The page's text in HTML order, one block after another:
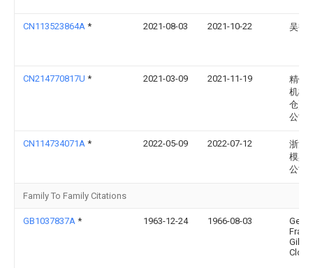
CN113523864A * 2021-08-03 2021-10-22 吴艳
CN214770817U * 2021-03-09 2021-11-19
精钻
机械(
仓)有
公司
CN114734071A * 2022-05-09 2022-07-12
浙江
模具
公司
Family To Family Citations
GB1037837A * 1963-12-24 1966-08-03